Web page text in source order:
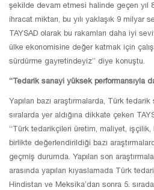
şekilde devam etmesi halinde geçen yıl
ihracat miktarı, bu yılı yaklaşık 9 milyar
TAYSAD olarak bu rakamları daha iyi
ülke ekonomisine değer katmak için
sürdürme gayretindeyiz” diye konuştu.
“Tedarik sanayi yüksek performansıyla
Yapılan bazı araştırmalarda, Türk
sıralarda yer aldığına dikkate çeken
“Türk tedarikçileri üretim, maliyet,
birlikte değerlendirildiği bazı
geçmiş durumda. Yapılan son
arasında yapılan kıyaslamada Türk
Hindistan ve Meksika’dan sonra 5.